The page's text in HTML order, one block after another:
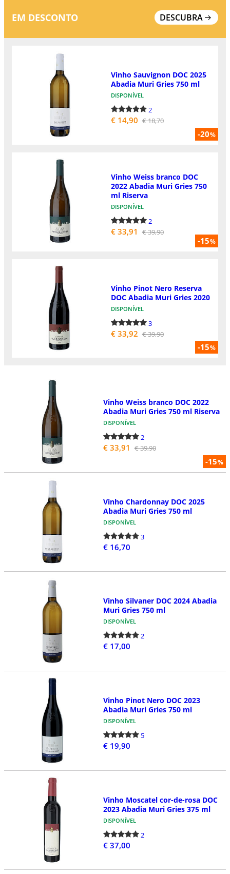
EM DESCONTO DESCUBRA
-20%
Vinho Sauvignon DOC 2025
Abadia Muri Gries 750 ml
DISPONÍVEL
2
€ 14,90 € 18,70
-15%
Vinho Weiss branco DOC
2022 Abadia Muri Gries 750
ml Riserva
DISPONÍVEL
2
€ 33,91 € 39,90
-15%
Vinho Pinot Nero Reserva
DOC Abadia Muri Gries 2020
DISPONÍVEL
3
€ 33,92 € 39,90
-15%
Vinho Weiss branco DOC 2022
Abadia Muri Gries 750 ml Riserva
DISPONÍVEL
2
€ 33,91 € 39,90
Vinho Chardonnay DOC 2025
Abadia Muri Gries 750 ml
DISPONÍVEL
3
€ 16,70
Vinho Silvaner DOC 2024 Abadia
Muri Gries 750 ml
DISPONÍVEL
2
€ 17,00
Vinho Pinot Nero DOC 2023
Abadia Muri Gries 750 ml
DISPONÍVEL
5
€ 19,90
Vinho Moscatel cor-de-rosa DOC
2023 Abadia Muri Gries 375 ml
DISPONÍVEL
2
€ 37,00